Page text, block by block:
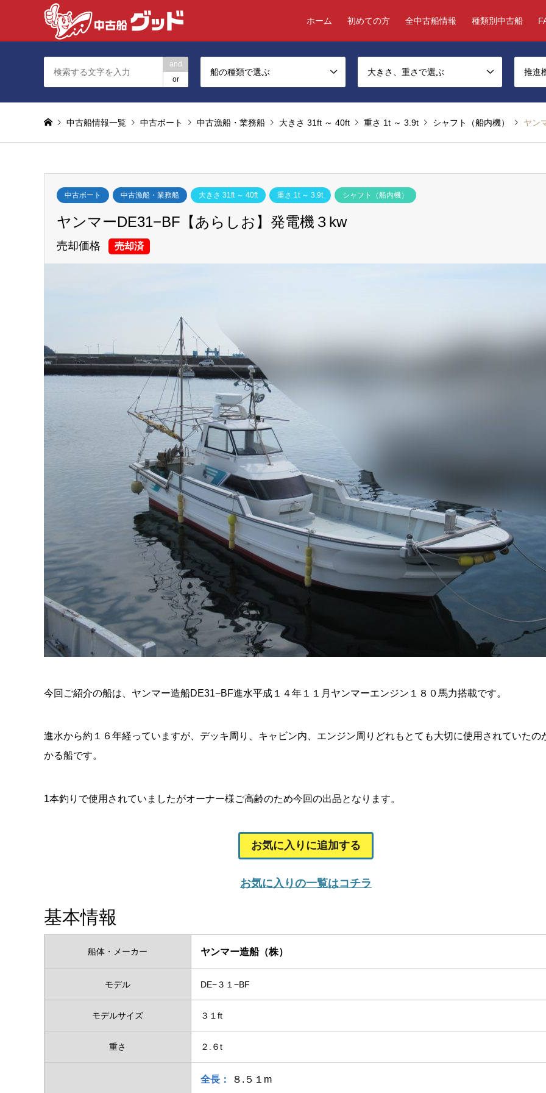
ホーム 初めての方 全中古船情報 種類別中古船
and
or
船の種類で選ぶ 大きさ、重さで選ぶ 推進
中古船情報一覧 中古ボート 中古漁船・業務船 大きさ 31ft ～ 40ft 重さ 1t ～ 3.9t シャフト（船内機） ヤン
中古ボート 中古漁船・業務船 大きさ 31ft ～ 40ft 重さ 1t ～ 3.9t シャフト（船内機）
ヤンマーDE31−BF【あらしお】発電機３kw
売却価格 売却済
今回ご紹介の船は、ヤンマー造船DE31−BF進水平成１４年１１月ヤンマーエンジン１８０馬力搭載です。
進水から約１６年経っていますが、デッキ周り、キャビン内、エンジン周りどれもとても大切に使用されていたの
かる船です。
1本釣りで使用されていましたがオーナー様ご高齢のため今回の出品となります。
お気に入りに追加する
お気に入りの一覧はコチラ
基本情報
船体・メーカー ヤンマー造船（株）
モデル DE−３１−BF
モデルサイズ ３１ft
重さ ２.６t
全長： ８.５１m